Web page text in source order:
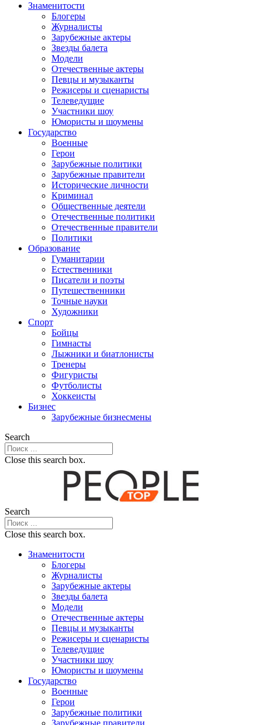
Знаменитости
Блогеры
Журналисты
Зарубежные актеры
Звезды балета
Модели
Отечественные актеры
Певцы и музыканты
Режисеры и сценаристы
Телеведущие
Участники шоу
Юмористы и шоумены
Государство
Военные
Герои
Зарубежные политики
Зарубежные правители
Исторические личности
Криминал
Общественные деятели
Отечественные политики
Отечественные правители
Политики
Образование
Гуманитарии
Естественники
Писатели и поэты
Путешественники
Точные науки
Художники
Спорт
Бойцы
Гимнасты
Лыжники и биатлонисты
Тренеры
Фигуристы
Футболисты
Хоккеисты
Бизнес
Зарубежные бизнесмены
Search
Close this search box.
Search
Close this search box.
Знаменитости
Блогеры
Журналисты
Зарубежные актеры
Звезды балета
Модели
Отечественные актеры
Певцы и музыканты
Режисеры и сценаристы
Телеведущие
Участники шоу
Юмористы и шоумены
Государство
Военные
Герои
Зарубежные политики
Зарубежные правители